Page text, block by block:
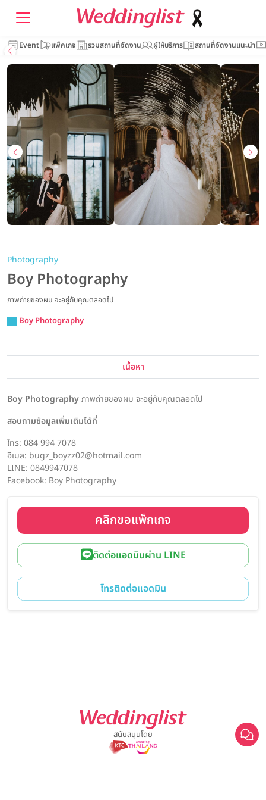
Event แพ็คเกจ รวมสถานที่จัดงาน ผู้ให้บริการ สถานที่จัดงานแนะนำ
Photography
Boy Photography
ภาพถ่ายของผม จะอยู่กับคุณตลอดไป
Boy Photography
เนื้อหา
Boy Photographyภาพถ่ายของผม จะอยู่กับคุณตลอดไป
สอบถามข้อมูลเพิ่มเติมได้ที่
โทร: 084 994 7078
อีเมล: bugz_boyzz02@hotmail.com
LINE: 0849947078
Facebook: Boy Photography
คลิกขอแพ็กเกจ
ติดต่อแอดมินผ่าน LINE
โทรติดต่อแอดมิน
สนับสนุนโดย